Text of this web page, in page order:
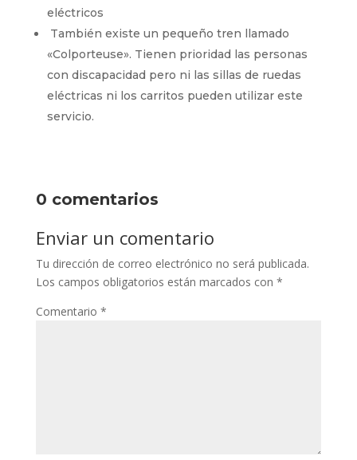
eléctricos
También existe un pequeño tren llamado
«Colporteuse». Tienen prioridad las personas
con discapacidad pero ni las sillas de ruedas
eléctricas ni los carritos pueden utilizar este
servicio.
0 comentarios
Enviar un comentario
Tu dirección de correo electrónico no será publicada.
Los campos obligatorios están marcados con *
Comentario *